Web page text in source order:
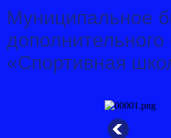
Муниципальное
«Спортивная